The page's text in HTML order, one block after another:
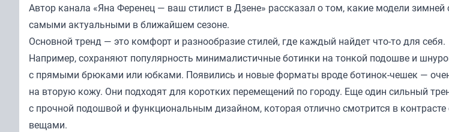
Автор канала «Яна Ференец — ваш стилист в Дзене» рассказал о том, какие модели зимней
самыми актуальными в ближайшем сезоне.
Основной тренд — это комфорт и разнообразие стилей, где каждый найдет что-то для себя.
Например, сохраняют популярность минималистичные ботинки на тонкой подошве и
с прямыми брюками или юбками. Появились и новые форматы вроде ботинок-чешек —
на вторую кожу. Они подходят для коротких перемещений по городу. Еще один сильный
с прочной подошвой и функциональным дизайном, которая отлично смотрится в
вещами.